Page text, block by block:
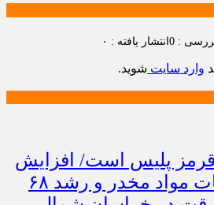
: 0 انتشار یافته : ۰
وارد سایت شوید.
پلیس است/ افزایش
۴۳ درصدی کشفیات مواد مخدر و رشد ۶۸